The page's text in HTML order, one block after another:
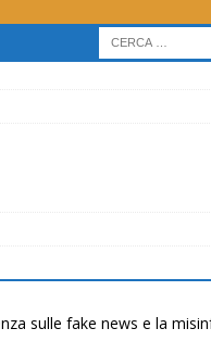
sulle fake news e la